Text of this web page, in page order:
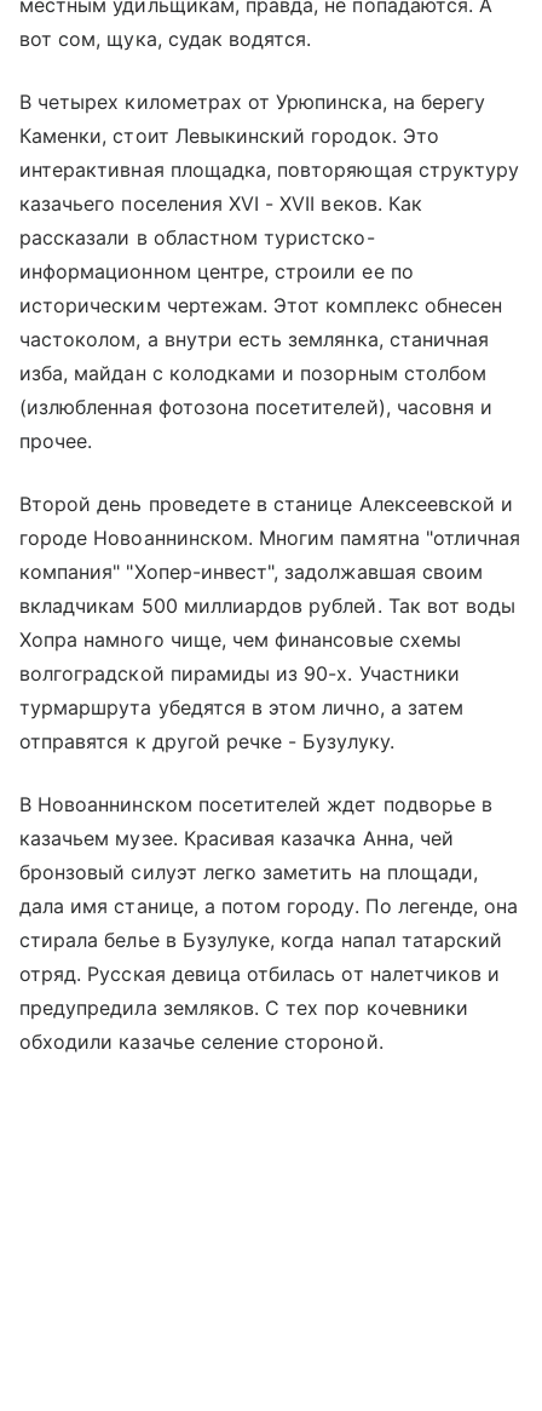
вот сом, щука, судак водятся.
В четырех километрах от Урюпинска, на берегу
Каменки, стоит Левыкинский городок. Это
интерактивная площадка, повторяющая структуру
казачьего поселения XVI - XVII веков. Как
рассказали в областном туристско-
информационном центре, строили ее по
историческим чертежам. Этот комплекс обнесен
частоколом, а внутри есть землянка, станичная
изба, майдан с колодками и позорным столбом
(излюбленная фотозона посетителей), часовня и
прочее.
Второй день проведете в станице Алексеевской и
городе Новоаннинском. Многим памятна "отличная
компания" "Хопер-инвест", задолжавшая своим
вкладчикам 500 миллиардов рублей. Так вот воды
Хопра намного чище, чем финансовые схемы
волгоградской пирамиды из 90-х. Участники
турмаршрута убедятся в этом лично, а затем
отправятся к другой речке - Бузулуку.
В Новоаннинском посетителей ждет подворье в
казачьем музее. Красивая казачка Анна, чей
бронзовый силуэт легко заметить на площади,
дала имя станице, а потом городу. По легенде, она
стирала белье в Бузулуке, когда напал татарский
отряд. Русская девица отбилась от налетчиков и
предупредила земляков. С тех пор кочевники
обходили казачье селение стороной.